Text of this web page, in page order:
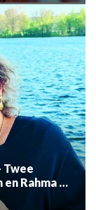
Twee
Rahma el